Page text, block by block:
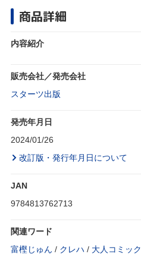
商品詳細
内容紹介
販売会社／発売会社
スターツ出版
発売年月日
2024/01/26
改訂版・発行年月日について
JAN
9784813762713
関連ワード
富樫じゅん / クレハ / 大人コミック